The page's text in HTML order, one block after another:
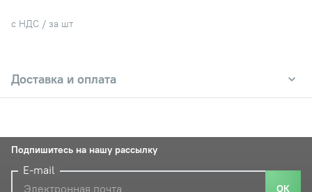
с НДС / за шт
Доставка и оплата
Подпишитесь на нашу рассылку
E-mail
ОК